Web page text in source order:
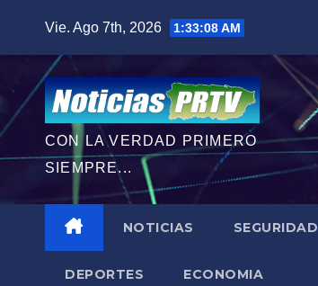
contenido
Vie. Ago 7th, 2026 1:33:09 AM
CON LA VERDAD PRIMERO
SIEMPRE...
NOTICIAS SEGURIDAD
DEPORTES ECONOMIA